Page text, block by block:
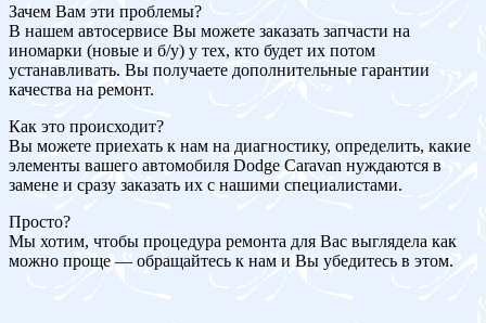
Зачем Вам эти проблемы?
В нашем автосервисе Вы можете заказать запчасти на
иномарки (новые и б/у) у тех, кто будет их потом
устанавливать. Вы получаете дополнительные гарантии
качества на ремонт.
Как это происходит?
Вы можете приехать к нам на диагностику, определить, какие
элементы вашего автомобиля Dodge Caravan нуждаются в
замене и сразу заказать их с нашими специалистами.
Просто?
Мы хотим, чтобы процедура ремонта для Вас выглядела как
можно проще — обращайтесь к нам и Вы убедитесь в этом.